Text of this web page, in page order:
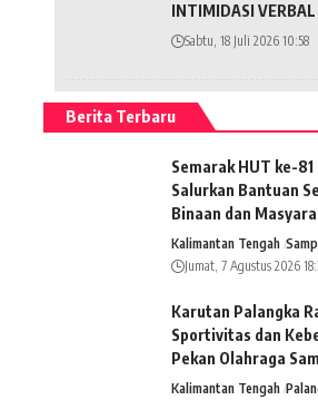
INTIMIDASI VERBAL
Sabtu, 18 Juli 2026 10:58
Berita Terbaru
Semarak HUT ke-
Salurkan Bantuan
Binaan dan
Kalimantan Tengah
Jumat, 7 Agustus 2026
Karutan Palangka
Sportivitas dan
Pekan Olahraga
Kalimantan Tengah